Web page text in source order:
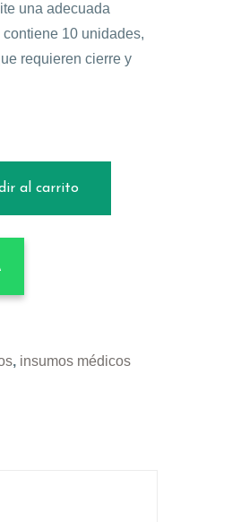
una adecuada
10 unidades,
requieren cierre y
al carrito
, insumos médicos